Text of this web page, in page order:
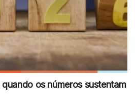
os números sustentam